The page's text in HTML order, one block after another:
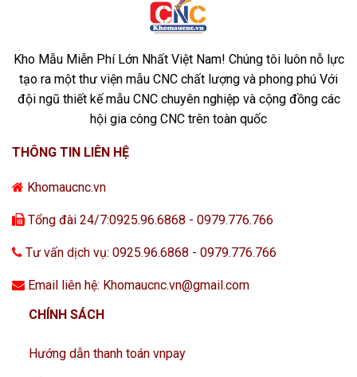
Kho Mẫu Miễn Phí Lớn Nhất Việt Nam! Chúng tôi luôn nỗ lực
tạo ra một thư viện mẫu CNC chất lượng và phong phú Với
đội ngũ thiết kế mẫu CNC chuyên nghiệp và cộng đồng các
hội gia công CNC trên toàn quốc
THÔNG TIN LIÊN HỆ
Khomaucnc.vn
Tổng đài 24/7:0925.96.6868 - 0979.776.766
Tư vấn dịch vụ: 0925.96.6868 - 0979.776.766
Email liên hệ: Khomaucnc.vn@gmail.com
CHÍNH SÁCH
Hướng dẫn thanh toán vnpay